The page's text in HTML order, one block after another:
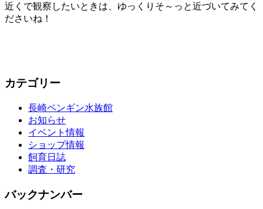
近くで観察したいときは、ゆっくりそ～っと近づいてみてく
ださいね！
カテゴリー
長崎ペンギン水族館
お知らせ
イベント情報
ショップ情報
飼育日誌
調査・研究
バックナンバー